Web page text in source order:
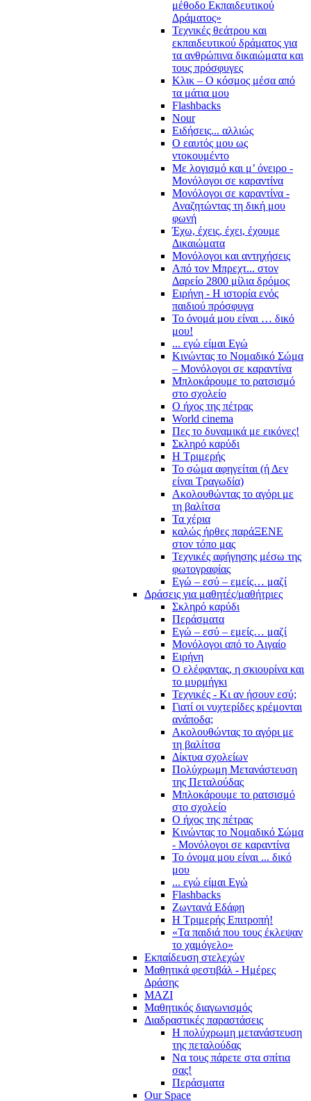
μέθοδο Εκπαιδευτικού
Δράματος»
Τεχνικές θεάτρου και
εκπαιδευτικού δράματος για
τα ανθρώπινα δικαιώματα και
τους πρόσφυγες
Κλικ – Ο κόσμος μέσα από
τα μάτια μου
Flashbacks
Nour
Ειδήσεις... αλλιώς
Ο εαυτός μου ως
ντοκουμέντο
Με λογισμό και μ’ όνειρο -
Μονόλογοι σε καραντίνα
Μονόλογοι σε καραντίνα -
Αναζητώντας τη δική μου
φωνή
Έχω, έχεις, έχει, έχουμε
Δικαιώματα
Μονόλογοι και αντηχήσεις
Από τον Μπρεχτ... στον
Δαρείο 2800 μίλια δρόμος
Ειρήνη - Η ιστορία ενός
παιδιού πρόσφυγα
Το όνομά μου είναι … δικό
μου!
... εγώ είμαι Εγώ
Κινώντας το Νομαδικό Σώμα
– Μονόλογοι σε καραντίνα
Μπλοκάρουμε το ρατσισμό
στο σχολείο
Ο ήχος της πέτρας
World cinema
Πες το δυναμικά με εικόνες!
Σκληρό καρύδι
Η Τριμερής
Το σώμα αφηγείται (ή Δεν
είναι Τραγωδία)
Ακολουθώντας το αγόρι με
τη βαλίτσα
Τα χέρια
καλώς ήρθες παράΞΕΝΕ
στον τόπο μας
Τεχνικές αφήγησης μέσω της
φωτογραφίας
Εγώ – εσύ – εμείς… μαζί
Δράσεις για μαθητές/μαθήτριες
Σκληρό καρύδι
Περάσματα
Εγώ – εσύ – εμείς… μαζί
Μονόλογοι από το Αιγαίο
Ειρήνη
Ο ελέφαντας, η σκιουρίνα και
το μυρμήγκι
Τεχνικές - Κι αν ήσουν εσύ;
Γιατί οι νυχτερίδες κρέμονται
ανάποδα;
Ακολουθώντας το αγόρι με
τη βαλίτσα
Δίκτυα σχολείων
Πολύχρωμη Μετανάστευση
της Πεταλούδας
Μπλοκάρουμε το ρατσισμό
στο σχολείο
Ο ήχος της πέτρας
Κινώντας το Νομαδικό Σώμα
- Μονόλογοι σε καραντίνα
Το όνομα μου είναι ... δικό
μου
... εγώ είμαι Εγώ
Flashbacks
Ζωντανά Εδάφη
Η Τριμερής Επιτροπή!
«Τα παιδιά που τους έκλεψαν
το χαμόγελο»
Εκπαίδευση στελεχών
Μαθητικά φεστιβάλ - Ημέρες
Δράσης
ΜΑΖΙ
Μαθητικός διαγωνισμός
Διαδραστικές παραστάσεις
Η πολύχρωμη μετανάστευση
της πεταλούδας
Να τους πάρετε στα σπίτια
σας!
Περάσματα
Our Space